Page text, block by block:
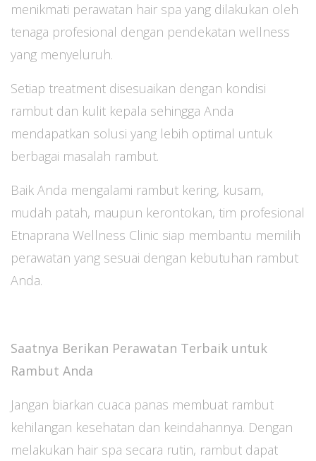
menikmati perawatan hair spa yang dilakukan oleh
tenaga profesional dengan pendekatan wellness
yang menyeluruh.
Setiap treatment disesuaikan dengan kondisi
rambut dan kulit kepala sehingga Anda
mendapatkan solusi yang lebih optimal untuk
berbagai masalah rambut.
Baik Anda mengalami rambut kering, kusam,
mudah patah, maupun kerontokan, tim profesional
Etnaprana Wellness Clinic siap membantu memilih
perawatan yang sesuai dengan kebutuhan rambut
Anda.
Saatnya Berikan Perawatan Terbaik untuk
Rambut Anda
Jangan biarkan cuaca panas membuat rambut
kehilangan kesehatan dan keindahannya. Dengan
melakukan hair spa secara rutin, rambut dapat